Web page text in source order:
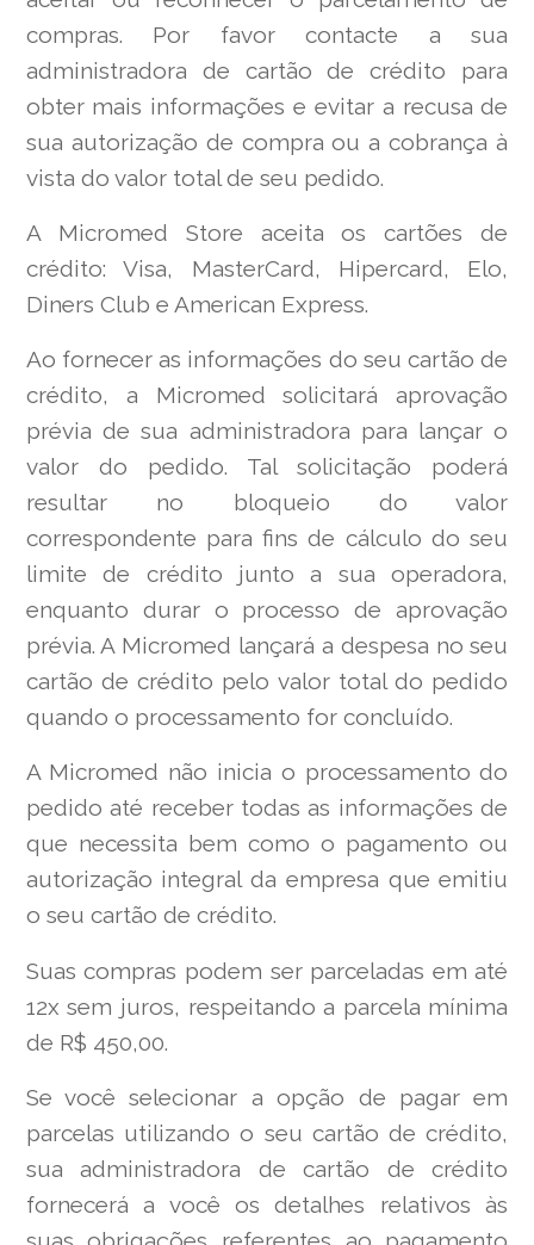
compras. Por favor contacte a sua
administradora de cartão de crédito para
obter mais informações e evitar a recusa de
sua autorização de compra ou a cobrança à
vista do valor total de seu pedido.
A Micromed Store aceita os cartões de
crédito: Visa, MasterCard, Hipercard, Elo,
Diners Club e American Express.
Ao fornecer as informações do seu cartão de
crédito, a Micromed solicitará aprovação
prévia de sua administradora para lançar o
valor do pedido. Tal solicitação poderá
resultar no bloqueio do valor
correspondente para fins de cálculo do seu
limite de crédito junto a sua operadora,
enquanto durar o processo de aprovação
prévia. A Micromed lançará a despesa no seu
cartão de crédito pelo valor total do pedido
quando o processamento for concluído.
A Micromed não inicia o processamento do
pedido até receber todas as informações de
que necessita bem como o pagamento ou
autorização integral da empresa que emitiu
o seu cartão de crédito.
Suas compras podem ser parceladas em até
12x sem juros, respeitando a parcela mínima
de R$ 450,00.
Se você selecionar a opção de pagar em
parcelas utilizando o seu cartão de crédito,
sua administradora de cartão de crédito
fornecerá a você os detalhes relativos às